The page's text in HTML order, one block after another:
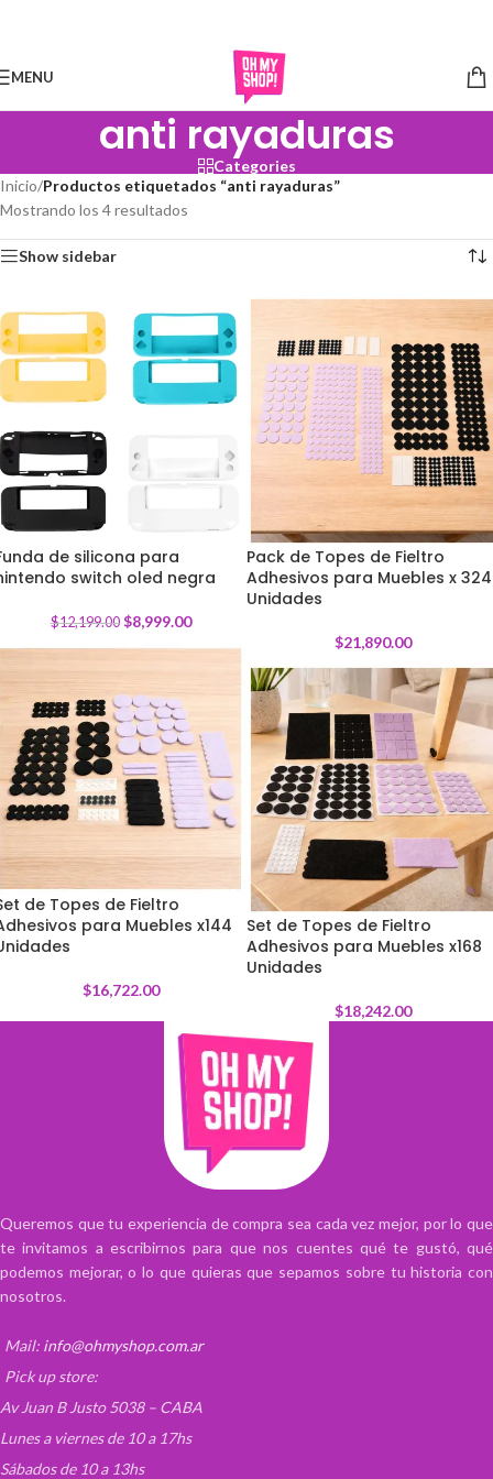
MENU
anti rayaduras
Categories
Inicio/Productos etiquetados “anti rayaduras”
Mostrando los 4 resultados
Show sidebar
-26%
de silicona para
switch oled negra
$12,199.00 $8,999.00
Pack de Topes de Fieltro
Adhesivos para Muebles x 324
Unidades
$21,890.00
de Topes de Fieltro
para Muebles x144
$16,722.00
Set de Topes de Fieltro
Adhesivos para Muebles x168
Unidades
$18,242.00
Queremos que tu experiencia de compra sea cada vez mejor, por lo que
te invitamos a escribirnos para que nos cuentes qué te gustó, qué
podemos mejorar, o lo que quieras que sepamos sobre tu historia con
nosotros.
Mail: info@ohmyshop.com.ar
Pick up store:
Av Juan B Justo 5038 – CABA
Lunes a viernes de 10 a 17hs
Sábados de 10 a 13hs